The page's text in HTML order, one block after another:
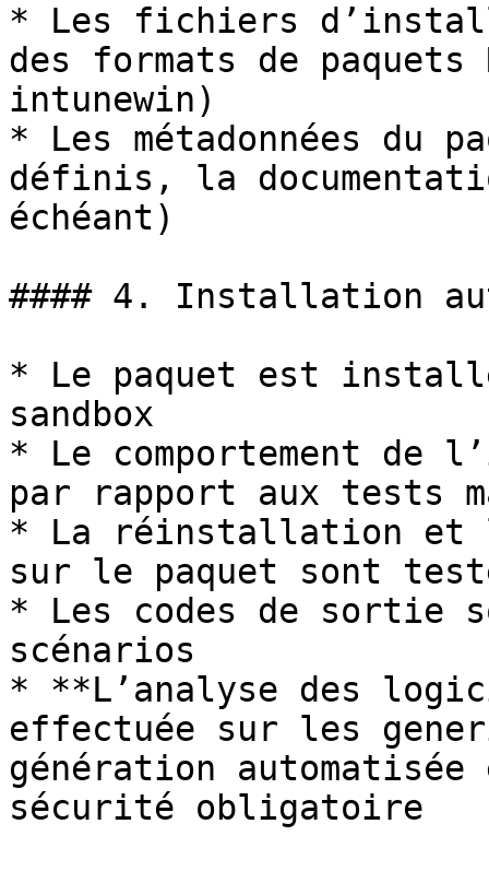
* Les fichiers
des formats de paquets
intunewin)
* Les métadonnées du
définis, la
échéant)
#### 4. Installation
* Le paquet est
sandbox
* Le comportement
par rapport aux tests
* La réinstallation et
sur le paquet sont
* Les codes de sortie
scénarios
* **L’analyse des
effectuée sur les
génération
sécurité obligatoire